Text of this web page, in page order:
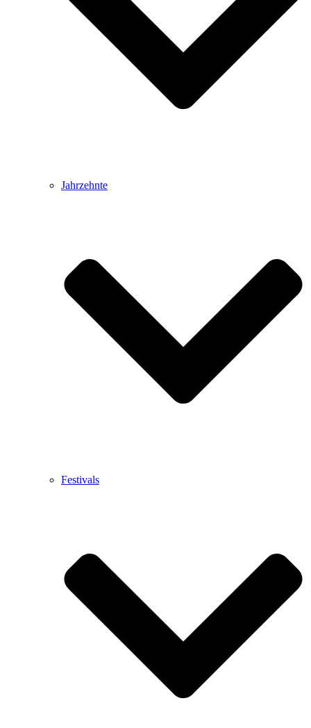
Jahrzehnte
Festivals